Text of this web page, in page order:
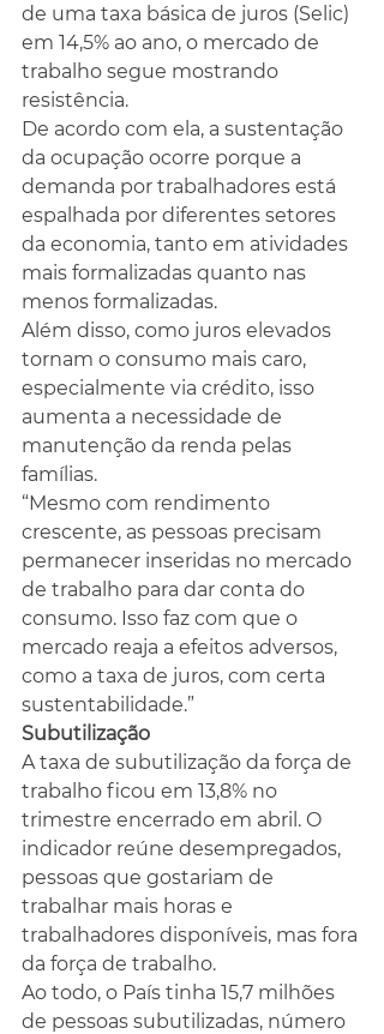
de uma taxa básica de juros (Selic)
em 14,5% ao ano, o mercado de
trabalho segue mostrando
resistência.
De acordo com ela, a sustentação
da ocupação ocorre porque a
demanda por trabalhadores está
espalhada por diferentes setores
da economia, tanto em atividades
mais formalizadas quanto nas
menos formalizadas.
Além disso, como juros elevados
tornam o consumo mais caro,
especialmente via crédito, isso
aumenta a necessidade de
manutenção da renda pelas
famílias.
“Mesmo com rendimento
crescente, as pessoas precisam
permanecer inseridas no mercado
de trabalho para dar conta do
consumo. Isso faz com que o
mercado reaja a efeitos adversos,
como a taxa de juros, com certa
sustentabilidade.”
Subutilização
A taxa de subutilização da força de
trabalho ficou em 13,8% no
trimestre encerrado em abril. O
indicador reúne desempregados,
pessoas que gostariam de
trabalhar mais horas e
trabalhadores disponíveis, mas fora
da força de trabalho.
Ao todo, o País tinha 15,7 milhões
de pessoas subutilizadas, número